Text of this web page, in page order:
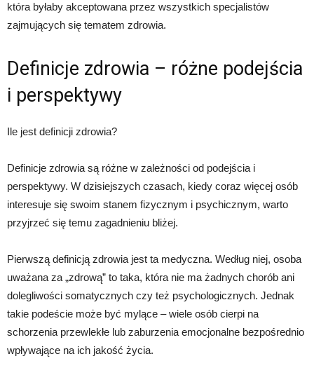
która byłaby akceptowana przez wszystkich specjalistów
zajmujących się tematem zdrowia.
Definicje zdrowia – różne podejścia
i perspektywy
Ile jest definicji zdrowia?
Definicje zdrowia są różne w zależności od podejścia i
perspektywy. W dzisiejszych czasach, kiedy coraz więcej osób
interesuje się swoim stanem fizycznym i psychicznym, warto
przyjrzeć się temu zagadnieniu bliżej.
Pierwszą definicją zdrowia jest ta medyczna. Według niej, osoba
uważana za „zdrową” to taka, która nie ma żadnych chorób ani
dolegliwości somatycznych czy też psychologicznych. Jednak
takie podeście może być mylące – wiele osób cierpi na
schorzenia przewlekłe lub zaburzenia emocjonalne bezpośrednio
wpływające na ich jakość życia.